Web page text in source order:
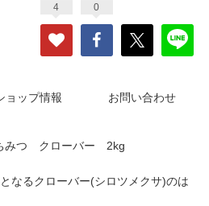
4 0
ョップ情報 お問い合わせ
みつ クローバー 2kg
なるクローバー(シロツメクサ)のは